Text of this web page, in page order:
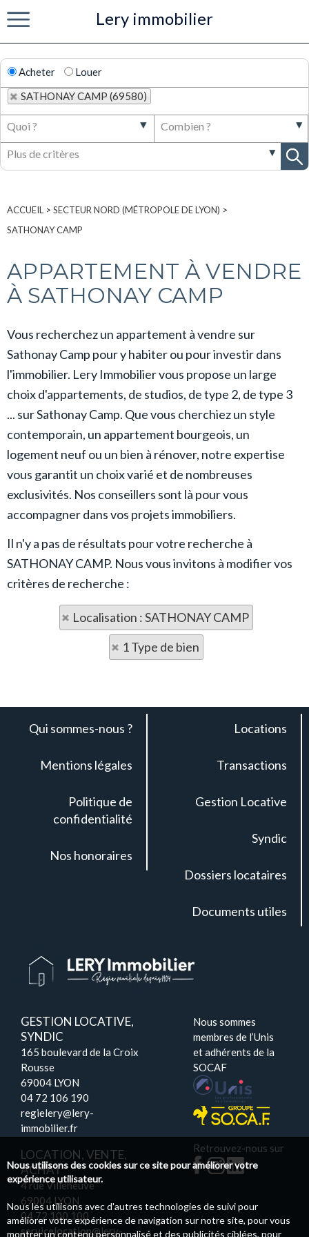
Lery immobilier
Acheter
Louer
SATHONAY CAMP (69580)
ACCUEIL > SECTEUR NORD (MÉTROPOLE DE LYON) >
SATHONAY CAMP
APPARTEMENT À VENDRE
À SATHONAY CAMP
Vous recherchez un appartement à vendre sur
Sathonay Camp pour y habiter ou pour investir dans
l'immobilier. Lery Immobilier vous propose un large
choix d'appartements, de studios, de type 2, de type 3
... sur Sathonay Camp. Que vous cherchiez un style
contemporain, un appartement bourgeois, un
logement neuf ou un bien à rénover, notre expertise
vous garantit un choix varié et de nombreuses
exclusivités. Nos conseillers sont là pour vous
accompagner dans vos projets immobiliers.
Il n'y a pas de résultats pour votre recherche à
SATHONAY CAMP. Nous vous invitons à modifier vos
critères de recherche :
Localisation : SATHONAY CAMP
1 Type de bien
Qui sommes-nous ?
Mentions légales
Politique de
confidentialité
Nos honoraires
Locations
Transactions
Gestion Locative
Syndic
Dossiers locataires
Documents utiles
GESTION LOCATIVE,
SYNDIC
165 boulevard de la Croix
Rousse
69004 LYON
04 72 106 190
regielery@lery-
immobilier.fr
LOCATION, VENTE,
ACHAT
4 rue Villeneuve
69004 LYON
04 72 100 100
servicelocation@lery-
Nous sommes
membres de l’Unis
et adhérents de la
SOCAF
Retrouvez-nous sur
Nous utilisons des cookies sur ce site pour améliorer votre
expérience utilisateur.
Nous les utilisons avec d'autres technologies de suivi pour
améliorer votre expérience de navigation sur notre site, pour vous
montrer un contenu personnalisé et des publicités ciblées, pour